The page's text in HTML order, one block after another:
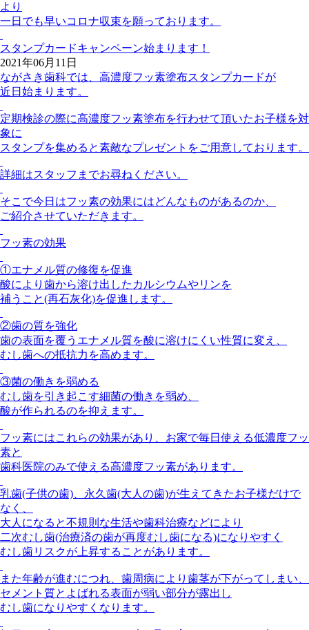
より
一日でも早いコロナ収束を願っております。
スタンプカードキャンペーン始まります！
2021年06月11日
ながさき歯科では、高濃度フッ素塗布スタンプカードが
近日始まります。
定期検診の際に高濃度フッ素塗布を行わせて頂いたお子様を対
象に
スタンプを集めると素敵なプレゼントをご用意しております。
詳細はスタッフまでお尋ねください。
そこで今日はフッ素の効果にはどんなものがあるのか、
ご紹介させていただきます。
フッ素の効果
①エナメル質の修復を促進
酸により歯から溶け出したカルシウムやリンを
補うこと(再石灰化)を促進します。
②歯の質を強化
歯の表面を覆うエナメル質を酸に溶けにくい性質に変え、
むし歯への抵抗力を高めます。
③菌の働きを弱める
むし歯を引き起こす細菌の働きを弱め、
酸が作られるのを抑えます。
フッ素にはこれらの効果があり、お家で毎日使える低濃度フッ
素と
歯科医院のみで使える高濃度フッ素があります。
乳歯(子供の歯)、永久歯(大人の歯)が生えてきたお子様だけで
なく、
大人になると不規則な生活や歯科治療などにより
二次むし歯(治療済の歯が再度むし歯になる)になりやすく
むし歯リスクが上昇することがあります。
また年齢が進むにつれ、歯周病により歯茎が下がってしまい、
セメント質とよばれる表面が弱い部分が露出し
むし歯になりやすくなります。